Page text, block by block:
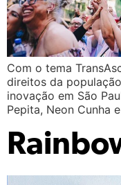
Com o tema
direitos da
inovação em São
Pepita, Neon Cunha